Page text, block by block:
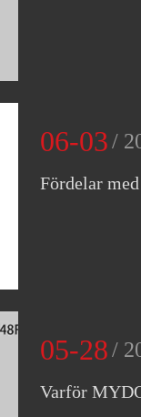
06-03/
Fördelar
05-28/
Varför